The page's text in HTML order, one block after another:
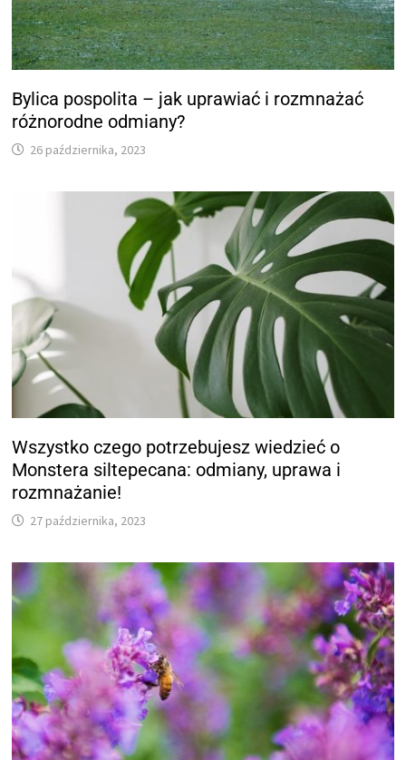
Bylica pospolita – jak uprawiać i rozmnażać
różnorodne odmiany?
26 października, 2023
Wszystko czego potrzebujesz wiedzieć o
Monstera siltepecana: odmiany, uprawa i
rozmnażanie!
27 października, 2023